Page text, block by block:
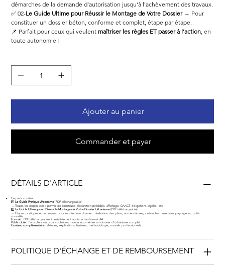
démarches de la demande d’autorisation jusqu’à l’achèvement des travaux.
✅ 02-Le Guide Ultime pour Réussir le Montage de Votre Dossier→ Pour
constituer un dossier béton, conforme et complet, étape par étape.
📌 Parfait pour ceux qui veulent maîtriser les règles ET passer à l’action, en
toute autonomie !
Ajouter au panier
Commander et payer
DÉTAILS D'ARTICLE
Ce pack contient :
1️⃣
Le Guide Pratique Urbanisme(PDF téléchargeable)
→ Toutes les étapes clés : permis de construire, déclaration préalable, affichage, DAACT, obligations légales, etc.
2️⃣
Le Guide Ultime pour Réussir le Montage de Votre Dossier Urbanisme(PDF téléchargeable)
→ Étapes pratiques et techniques pour monter son dossier : réalisation des plans, nomenclatures, cartouches, insertions paysagères, outils
conseillés…
Format : PDF téléchargeables immédiatement après achat-Format A4
Public cible: Particuliers ou pros souhaitant monter eux-mêmes un dossier d’urbanisme complet
Contenu complémentaire: Astuces, explications illustrées, méthodologie, conseils professionnels
POLITIQUE D'ÉCHANGE ET DE REMBOURSEMENT